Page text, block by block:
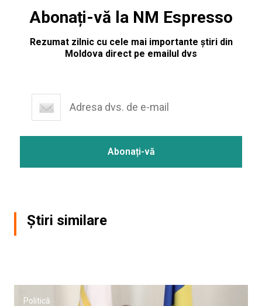
Abonați-vă la NM Espresso
Rezumat zilnic cu cele mai importante știri din
Moldova direct pe emailul dvs
Știri similare
Politică